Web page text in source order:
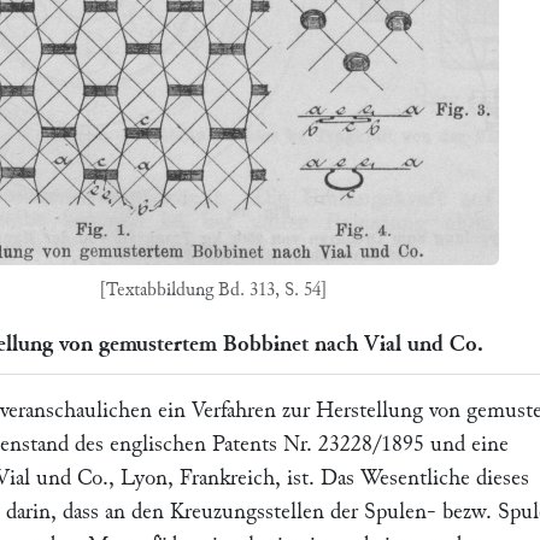
[Textabbildung Bd. 313, S. 54]
von gemustertem Bobbinet nach Vial und Co.
ein Verfahren zur Herstellung von
des englischen Patents Nr. 23228/1895 und eine
und Co., Lyon, Frankreich, ist. Das Wesentliche dieses
darin, dass an den Kreuzungsstellen der Spulen- bezw.